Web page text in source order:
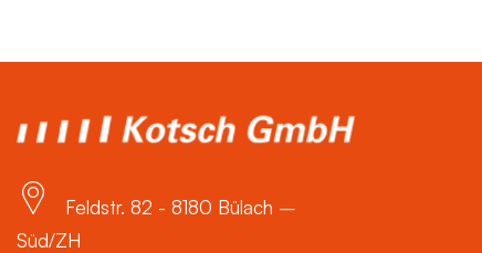
Feldstr. 82 - 8180 Bülach –
Süd/ZH